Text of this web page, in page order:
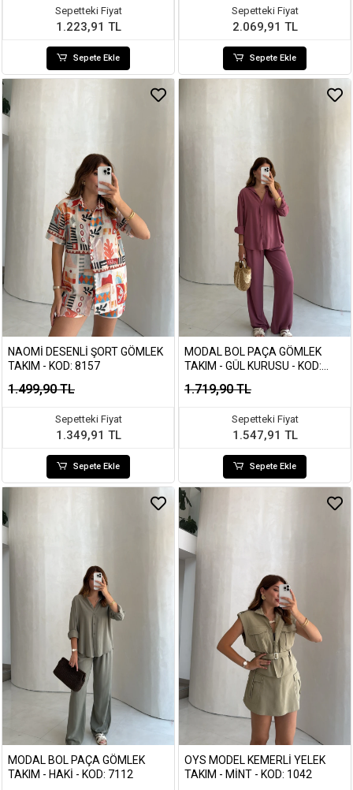
Sepetteki Fiyat
1.223,91 TL
Sepete Ekle
Sepetteki Fiyat
2.069,91 TL
Sepete Ekle
NAOMI DESENLI ŞORT GÖMLEK
TAKIM - KOD: 8157
1.499,90 TL
Sepetteki Fiyat
1.349,91 TL
Sepete Ekle
MODAL BOL PAÇA GÖMLEK
TAKIM - GÜL KURUSU - KOD:
1.719,90 TL
Sepetteki Fiyat
1.547,91 TL
Sepete Ekle
MODAL BOL PAÇA GÖMLEK
TAKIM - HAKI - KOD: 7112
OYS MODEL KEMERLI YELEK
TAKIM - MINT - KOD: 1042